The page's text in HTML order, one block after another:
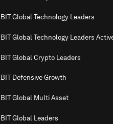
BIT Global Technology Leaders
BIT Global Technology Leaders
BIT Global Crypto Leaders
BIT Defensive Growth
BIT Global Multi Asset
BIT Global Leaders